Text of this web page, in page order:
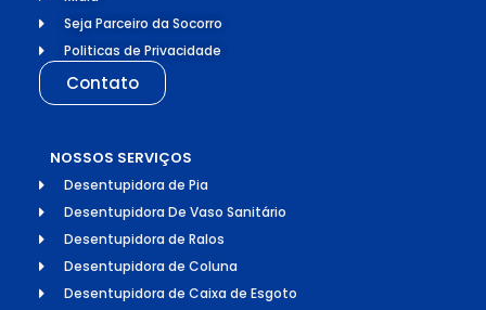
Seja Parceiro da Socorro
Politicas de Privacidade
Contato
NOSSOS SERVIÇOS
Desentupidora de Pia
Desentupidora De Vaso Sanitário
Desentupidora de Ralos
Desentupidora de Coluna
Desentupidora de Caixa de Esgoto